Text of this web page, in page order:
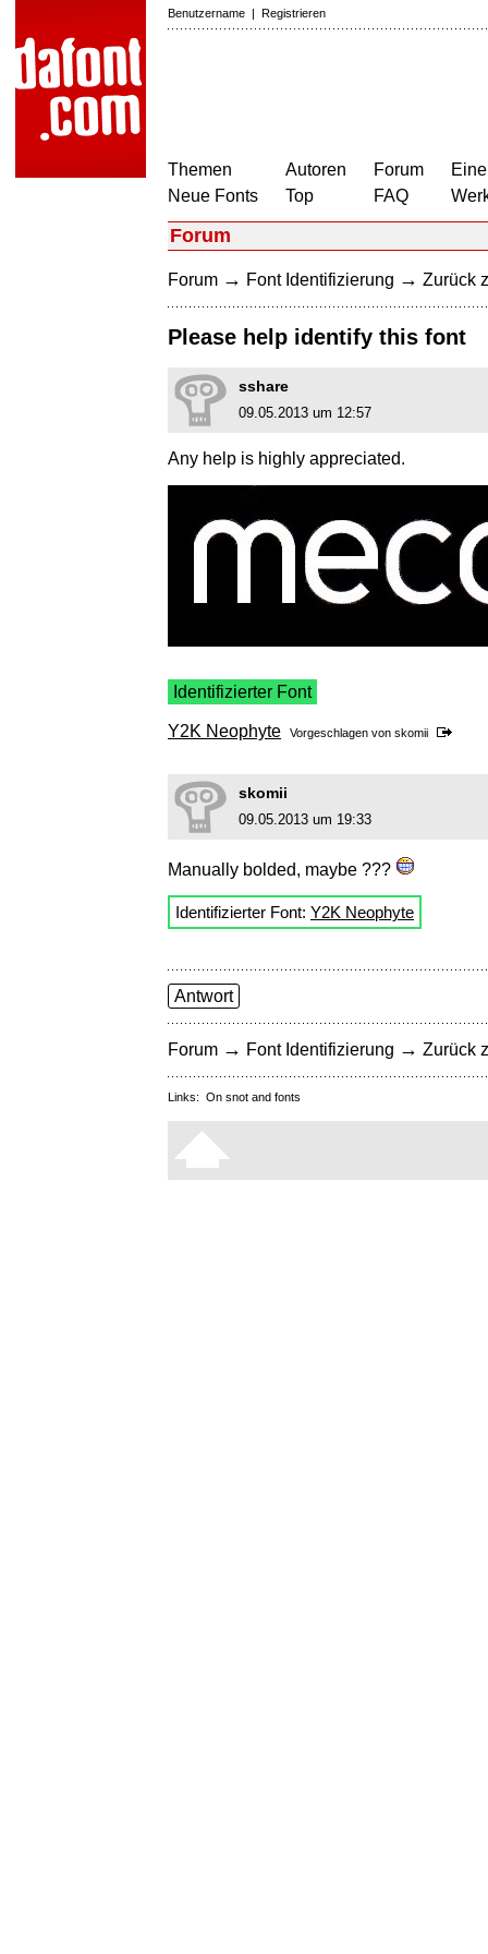
Benutzername | Registrieren
Themen
Neue Fonts
Autoren
Top
Forum
FAQ
Forum
Forum → Font Identifizierung → Zurück
Please help identify this font
sshare
09.05.2013 um 12:57
Any help is highly appreciated.
Identifizierter Font
Y2K Neophyte Vorgeschlagen von skomii
skomii
09.05.2013 um 19:33
Manually bolded, maybe ???
Identifizierter Font: Y2K Neophyte
Antwort
Forum → Font Identifizierung → Zurück
Links: On snot and fonts